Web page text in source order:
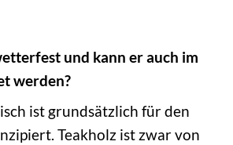
und kann er auch im
werden?
ist grundsätzlich für den
Teakholz ist zwar von